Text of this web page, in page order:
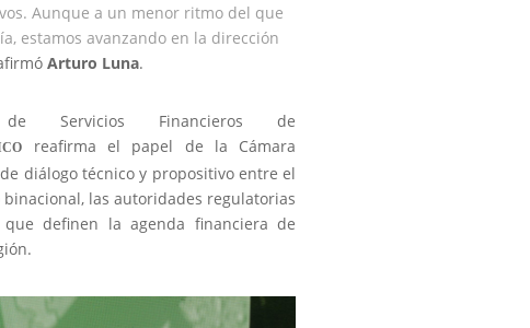
Aunque a un menor ritmo del que
estamos avanzando en la dirección
Arturo Luna.
Servicios Financieros de
reafirma el papel de la Cámara
diálogo técnico y propositivo entre el
las autoridades regulatorias
definen la agenda financiera de